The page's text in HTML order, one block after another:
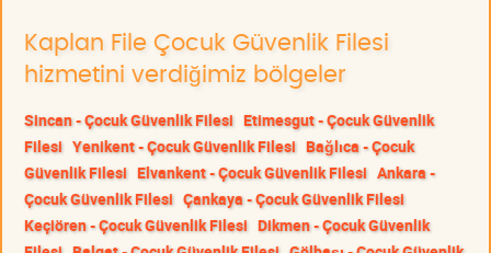
Kaplan File Çocuk Güvenlik Filesi
hizmetini verdiğimiz bölgeler
Sincan - Çocuk Güvenlik Filesi Etimesgut - Çocuk Güvenlik
Filesi Yenikent - Çocuk Güvenlik Filesi Bağlıca - Çocuk
Güvenlik Filesi Elvankent - Çocuk Güvenlik Filesi Ankara -
Çocuk Güvenlik Filesi Çankaya - Çocuk Güvenlik Filesi
Keçiören - Çocuk Güvenlik Filesi Dikmen - Çocuk Güvenlik